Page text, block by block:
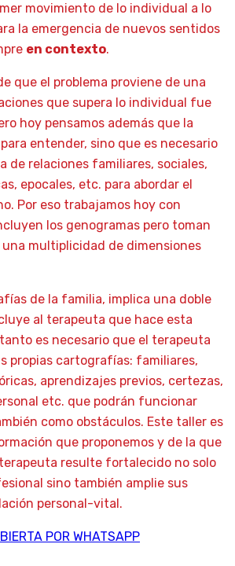
movimiento de lo individual a lo
la emergencia de nuevos sentidos
en contexto.
que el problema proviene de una
que supera lo individual fue
hoy pensamos además que la
entender, sino que es necesario
de relaciones familiares, sociales,
epocales, etc. para abordar el
Por eso trabajamos hoy con
los genogramas pero toman
multiplicidad de dimensiones
de la familia, implica una doble
al terapeuta que hace esta
es necesario que el terapeuta
propias cartografías: familiares,
aprendizajes previos, certezas,
etc. que podrán funcionar
como obstáculos. Este taller es
que proponemos y de la que
resulte fortalecido no solo
sino también amplie sus
personal-vital.
POR WHATSAPP